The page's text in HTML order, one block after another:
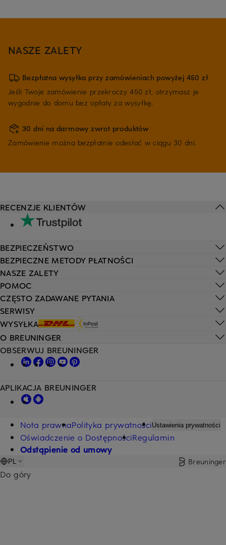
NASZE ZALETY
Bezpłatna wysyłka przy zamówieniach powyżej 450 zł
Jeśli Twoje zamówienie przekroczy 450 zł, otrzymasz je
wygodnie do domu bez opłaty za wysyłkę.
30 dni na darmowy zwrot produktów
Zamówienie można bezpłatnie odesłać w ciągu 30 dni.
POMOC
CZĘSTO ZADAWANE PYTANIA
SERWISY
WYSYŁKA
RECENZJE KLIENTÓW
BEZPIECZEŃSTWO
BEZPIECZNE METODY PŁATNOŚCI
NASZE ZALETY
O BREUNINGER
OBSERWUJ BREUNINGER
APLIKACJA BREUNINGER
Nota prawnaPolityka prywatnościUstawienia prywatności
Oświadczenie o DostępnościRegulamin
Odstąpienie od umowy
PL Breuninger
Do góry